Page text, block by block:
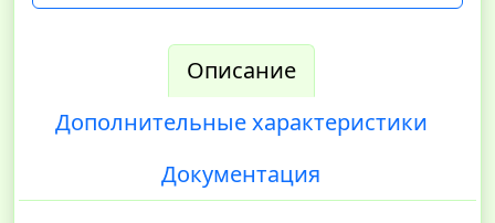
Описание
Дополнительные характеристики
Документация